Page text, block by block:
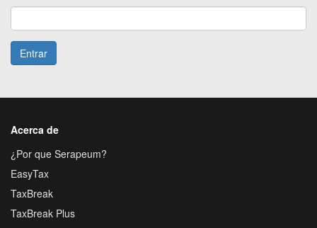
Entrar
Acerca de
¿Por que Serapeum?
EasyTax
TaxBreak
TaxBreak Plus